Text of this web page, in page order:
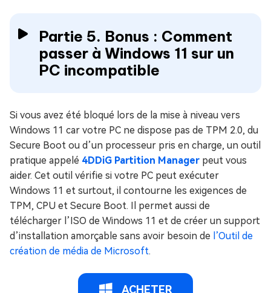
Partie 5. Bonus : Comment
passer à Windows 11 sur un
PC incompatible
Si vous avez été bloqué lors de la mise à niveau vers
Windows 11 car votre PC ne dispose pas de TPM 2.0, du
Secure Boot ou d’un processeur pris en charge, un outil
pratique appelé 4DDiG Partition Manager peut vous
aider. Cet outil vérifie si votre PC peut exécuter
Windows 11 et surtout, il contourne les exigences de
TPM, CPU et Secure Boot. Il permet aussi de
télécharger l’ISO de Windows 11 et de créer un support
d’installation amorçable sans avoir besoin de l’Outil de
création de média de Microsoft.
ACHETER